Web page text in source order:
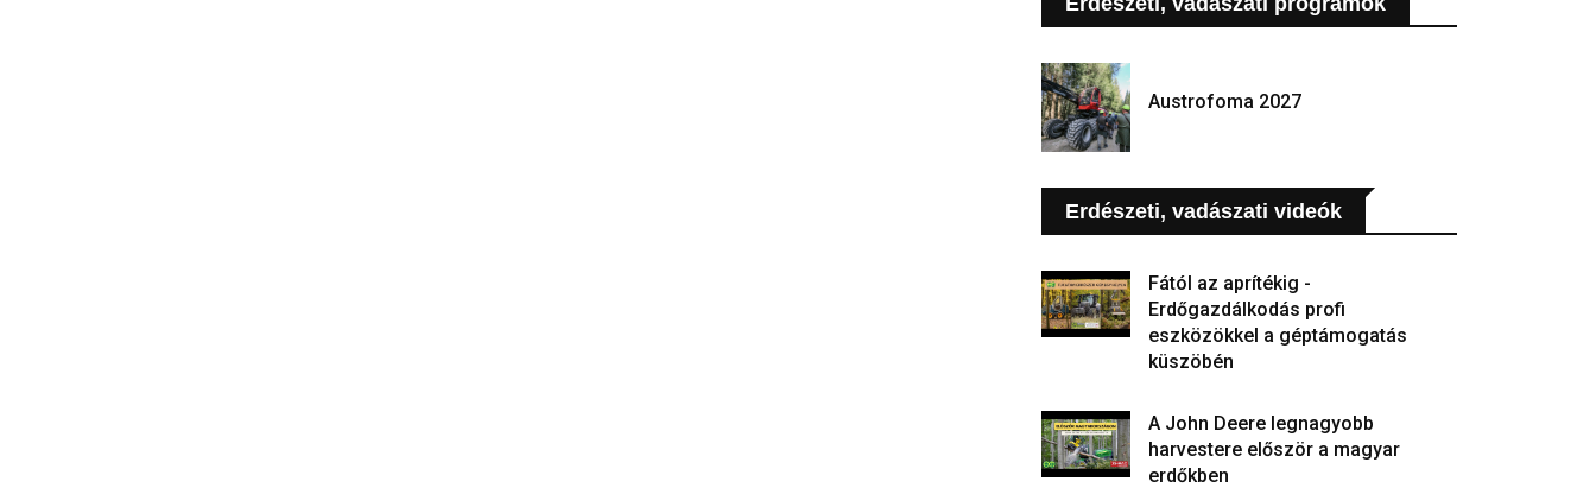
Austrofoma 2027
Erdészeti, vadászati videók
Fától az aprítékig -
Erdőgazdálkodás profi
eszközökkel a géptámogatás
küszöbén
A John Deere legnagyobb
harvestere először a magyar
erdőkben